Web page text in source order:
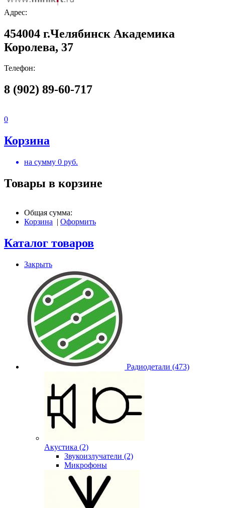
Адрес:
454004 г.Челябинск Академика
Королева, 37
Телефон:
8 (902) 89-60-717
0
Корзина
на сумму 0 руб.
Товары в корзине
Общая сумма:
Корзина | Оформить
Каталог товаров
Закрыть
Радиодетали (473)
Акустика (2)
Звукоизлучатели (2)
Микрофоны